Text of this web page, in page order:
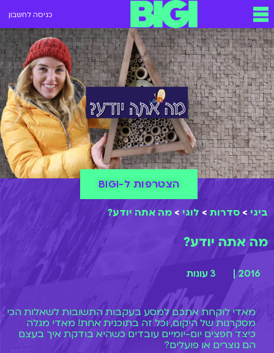
כניסה לחשבון
ביגי > סדרות > לוגי > מה אתה יודע?
מה אתה יודע?
2016 | 3 עונות
מאדי לוקחת אתכם למסע בעקבות התשובות לשאלות הכי
מסקרנות של היקום, וכל זה בתוכנית אחת! מאדי מגלה
כיצד חפצים יום-יומיים עובדים כשהיא בודקת איך בעצם
הם נוצרים או פועלים?
הצטרפות ל-BIGI